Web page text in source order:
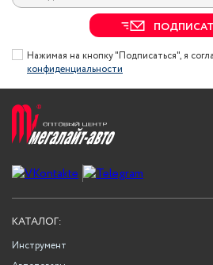
Нажимая на кнопку "Подписаться", я
конфиденциальности
КАТАЛОГ:
Инструмент